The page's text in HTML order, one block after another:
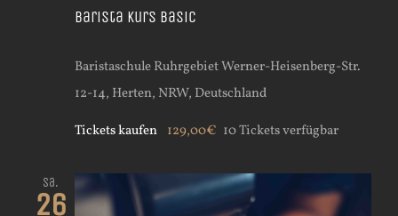
Barista Kurs Basic
Baristaschule RuhrgebietWerner-Heisenberg-Str.
12-14, Herten, NRW, Deutschland
Tickets kaufen 129,00€ 10 Tickets verfügbar
Sa.
26